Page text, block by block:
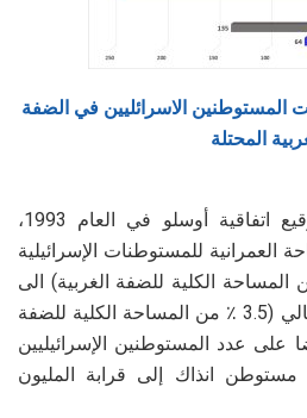
المستوطنين الاسرائليين في الضفة
المحتلة
والجدير بالذكر أنه منذ توقيع اتفاقية أوسلو في العام 1993،
للمستوطنات الإسرائيلية
مربع (1.2 ٪ من المساحة الكلية للضفة الغربية) الى
201 كم مربع في العام الحالي (3.5 ٪ من المساحة الكلية للضفة
على عدد المستوطنين الإسرائيليين
من 240 ألف مستوطن انذاك إلى قرابة المليون